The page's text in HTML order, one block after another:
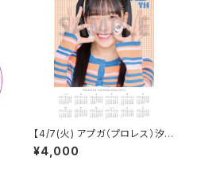
【4/7(火) アプガ（プロレス）汐
珠生誕】 A3カレンダーポスター
（サイン付き）
¥4,000